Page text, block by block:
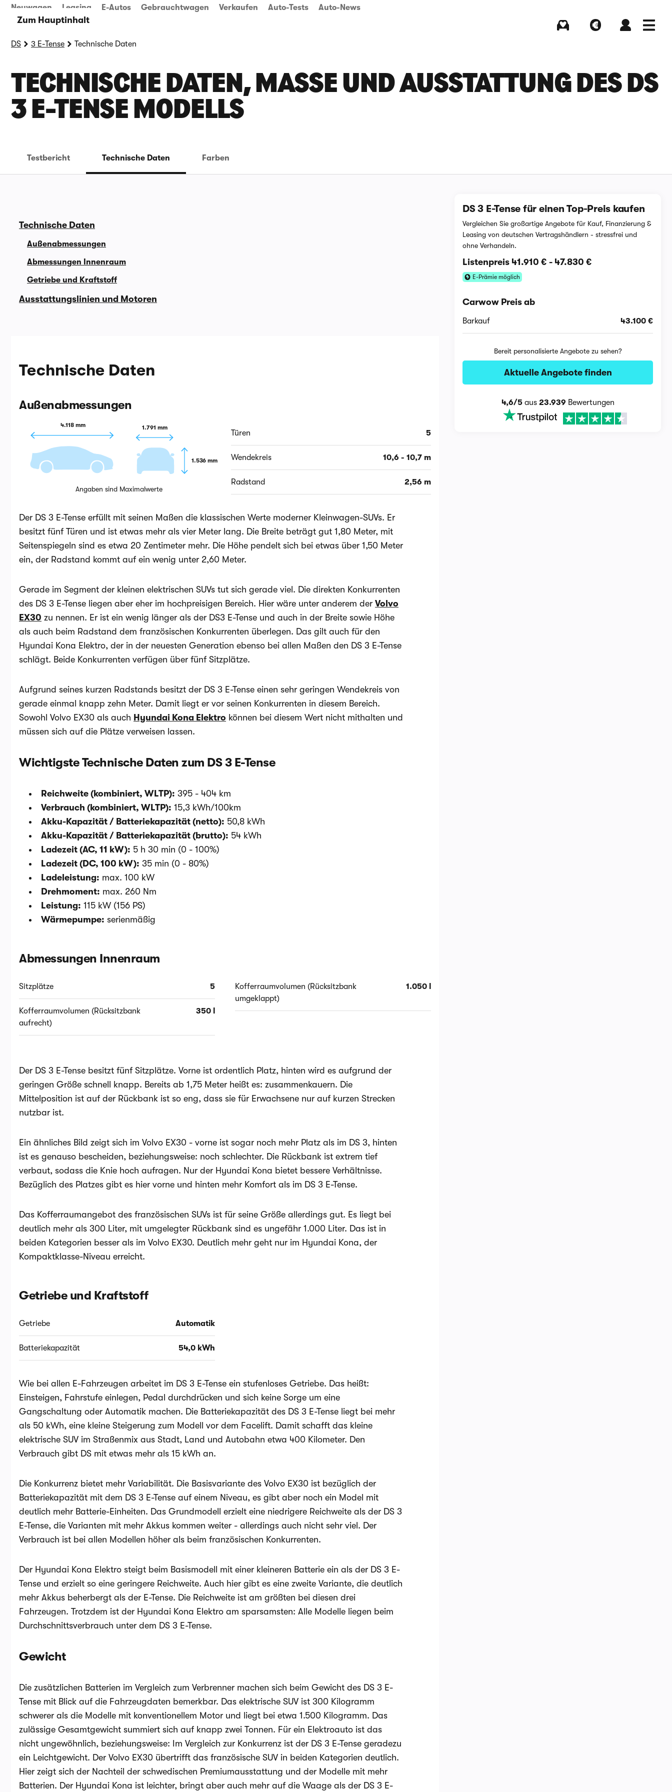
Zum Hauptinhalt
Neuwagen Leasing E-Autos Gebrauchtwagen Verkaufen Auto-Tests Auto-News
DS 3 E-Tense Technische Daten
TECHNISCHE DATEN, MASSE UND AUSSTATTUNG DES DS 3
E-TENSE MODELLS
Testbericht Technische Daten Farben
Technische Daten
Außenabmessungen
Abmessungen Innenraum
Getriebe und Kraftstoff
Ausstattungslinien und Motoren
Technische Daten
Außenabmessungen
4.118 mm 1.791 mm
1.536 mm
Angaben sind Maximalwerte
Türen 5
Wendekreis 10,6 - 10,7 m
Radstand 2,56 m
Der DS 3 E-Tense erfüllt mit seinen Maßen die klassischen Werte moderner Kleinwagen-SUVs. Er
besitzt fünf Türen und ist etwas mehr als vier Meter lang. Die Breite beträgt gut 1,80 Meter, mit
Seitenspiegeln sind es etwa 20 Zentimeter mehr. Die Höhe pendelt sich bei etwas über 1,50 Meter
ein, der Radstand kommt auf ein wenig unter 2,60 Meter.
Gerade im Segment der kleinen elektrischen SUVs tut sich gerade viel. Die direkten Konkurrenten
des DS 3 E-Tense liegen aber eher im hochpreisigen Bereich. Hier wäre unter anderem der Volvo
EX30 zu nennen. Er ist ein wenig länger als der DS3 E-Tense und auch in der Breite sowie Höhe
als auch beim Radstand dem französischen Konkurrenten überlegen. Das gilt auch für den
Hyundai Kona Elektro, der in der neuesten Generation ebenso bei allen Maßen den DS 3 E-Tense
schlägt. Beide Konkurrenten verfügen über fünf Sitzplätze.
Aufgrund seines kurzen Radstands besitzt der DS 3 E-Tense einen sehr geringen Wendekreis von
gerade einmal knapp zehn Meter. Damit liegt er vor seinen Konkurrenten in diesem Bereich.
Sowohl Volvo EX30 als auch Hyundai Kona Elektro können bei diesem Wert nicht mithalten und
müssen sich auf die Plätze verweisen lassen.
Wichtigste Technische Daten zum DS 3 E-Tense
Reichweite (kombiniert, WLTP): 395 - 404 km
Verbrauch (kombiniert, WLTP): 15,3 kWh/100km
Akku-Kapazität / Batteriekapazität (netto): 50,8 kWh
Akku-Kapazität / Batteriekapazität (brutto): 54 kWh
Ladezeit (AC, 11 kW): 5 h 30 min (0 - 100%)
Ladezeit (DC, 100 kW): 35 min (0 - 80%)
Ladeleistung: max. 100 kW
Drehmoment: max. 260 Nm
Leistung: 115 kW (156 PS)
Wärmepumpe: serienmäßig
Abmessungen Innenraum
Sitzplätze 5
Kofferraumvolumen (Rücksitzbank
aufrecht)
350 l
Kofferraumvolumen (Rücksitzbank
umgeklappt)
1.050 l
Der DS 3 E-Tense besitzt fünf Sitzplätze. Vorne ist ordentlich Platz, hinten wird es aufgrund der
geringen Größe schnell knapp. Bereits ab 1,75 Meter heißt es: zusammenkauern. Die
Mittelposition ist auf der Rückbank ist so eng, dass sie für Erwachsene nur auf kurzen Strecken
nutzbar ist.
Ein ähnliches Bild zeigt sich im Volvo EX30 - vorne ist sogar noch mehr Platz als im DS 3, hinten
ist es genauso bescheiden, beziehungsweise: noch schlechter. Die Rückbank ist extrem tief
verbaut, sodass die Knie hoch aufragen. Nur der Hyundai Kona bietet bessere Verhältnisse.
Bezüglich des Platzes gibt es hier vorne und hinten mehr Komfort als im DS 3 E-Tense.
Das Kofferraumangebot des französischen SUVs ist für seine Größe allerdings gut. Es liegt bei
deutlich mehr als 300 Liter, mit umgelegter Rückbank sind es ungefähr 1.000 Liter. Das ist in
beiden Kategorien besser als im Volvo EX30. Deutlich mehr geht nur im Hyundai Kona, der
Kompaktklasse-Niveau erreicht.
Getriebe und Kraftstoff
Getriebe Automatik
Batteriekapazität 54,0 kWh
Wie bei allen E-Fahrzeugen arbeitet im DS 3 E-Tense ein stufenloses Getriebe. Das heißt:
Einsteigen, Fahrstufe einlegen, Pedal durchdrücken und sich keine Sorge um eine
Gangschaltung oder Automatik machen. Die Batteriekapazität des DS 3 E-Tense liegt bei mehr
als 50 kWh, eine kleine Steigerung zum Modell vor dem Facelift. Damit schafft das kleine
elektrische SUV im Straßenmix aus Stadt, Land und Autobahn etwa 400 Kilometer. Den
Verbrauch gibt DS mit etwas mehr als 15 kWh an.
Die Konkurrenz bietet mehr Variabilität. Die Basisvariante des Volvo EX30 ist bezüglich der
Batteriekapazität mit dem DS 3 E-Tense auf einem Niveau, es gibt aber noch ein Model mit
deutlich mehr Batterie-Einheiten. Das Grundmodell erzielt eine niedrigere Reichweite als der DS 3
E-Tense, die Varianten mit mehr Akkus kommen weiter - allerdings auch nicht sehr viel. Der
Verbrauch ist bei allen Modellen höher als beim französischen Konkurrenten.
Der Hyundai Kona Elektro steigt beim Basismodell mit einer kleineren Batterie ein als der DS 3 E-
Tense und erzielt so eine geringere Reichweite. Auch hier gibt es eine zweite Variante, die deutlich
mehr Akkus beherbergt als der E-Tense. Die Reichweite ist am größten bei diesen drei
Fahrzeugen. Trotzdem ist der Hyundai Kona Elektro am sparsamsten: Alle Modelle liegen beim
Durchschnittsverbrauch unter dem DS 3 E-Tense.
Gewicht
Die zusätzlichen Batterien im Vergleich zum Verbrenner machen sich beim Gewicht des DS 3 E-
Tense mit Blick auf die Fahrzeugdaten bemerkbar. Das elektrische SUV ist 300 Kilogramm
schwerer als die Modelle mit konventionellem Motor und liegt bei etwa 1.500 Kilogramm. Das
zulässige Gesamtgewicht summiert sich auf knapp zwei Tonnen. Für ein Elektroauto ist das
nicht ungewöhnlich, beziehungsweise: Im Vergleich zur Konkurrenz ist der DS 3 E-Tense geradezu
ein Leichtgewicht. Der Volvo EX30 übertrifft das französische SUV in beiden Kategorien deutlich.
Hier zeigt sich der Nachteil der schwedischen Premiumausstattung und der Modelle mit mehr
Batterien. Der Hyundai Kona ist leichter, bringt aber auch mehr auf die Waage als der DS 3 E-
DS 3 E-Tense für einen Top-Preis kaufen
Vergleichen Sie großartige Angebote für Kauf, Finanzierung &
Leasing von deutschen Vertragshändlern - stressfrei und
ohne Verhandeln.
Listenpreis 41.910 € - 47.830 €
E-Prämie möglich
Carwow Preis ab
Barkauf 43.100 €
Bereit personalisierte Angebote zu sehen?
Aktuelle Angebote finden
4,6/5aus 23.939 Bewertungen